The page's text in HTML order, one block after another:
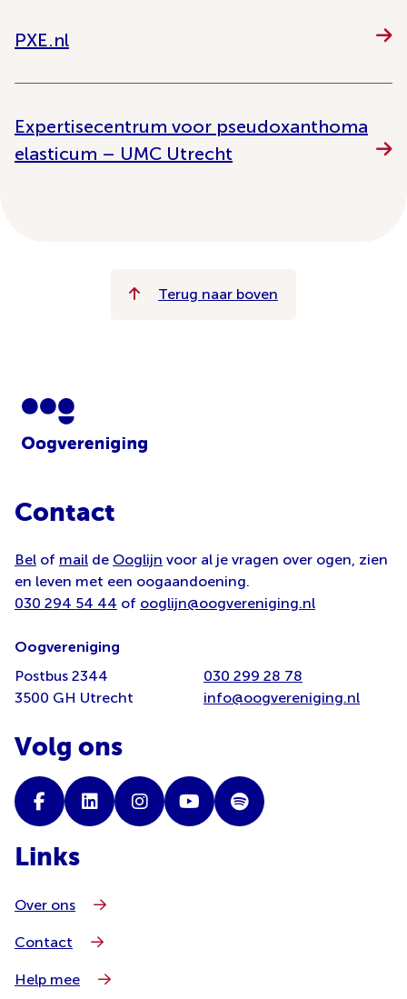
PXE.nl
Expertisecentrum voor pseudoxanthoma
elasticum – UMC Utrecht
Terug naar boven
Contact
Bel of mail de Ooglijn voor al je vragen over ogen, zien
en leven met een oogaandoening.
030 294 54 44 of ooglijn@oogvereniging.nl
Oogvereniging
Postbus 2344
3500 GH Utrecht
030 299 28 78
info@oogvereniging.nl
Volg ons
Links
Over ons
Contact
Help mee